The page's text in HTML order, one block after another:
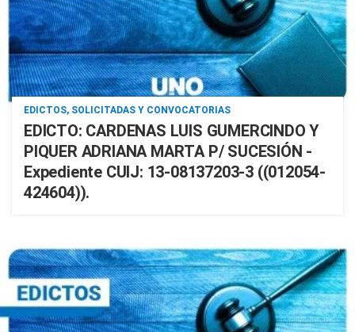
EDICTOS, SOLICITADAS Y CONVOCATORIAS
EDICTO: CARDENAS LUIS GUMERCINDO Y
PIQUER ADRIANA MARTA P/ SUCESIÓN -
Expediente CUIJ: 13-08137203-3 ((012054-
424604)).